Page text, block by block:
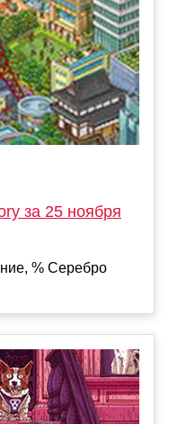
за 25 ноября
% Серебро